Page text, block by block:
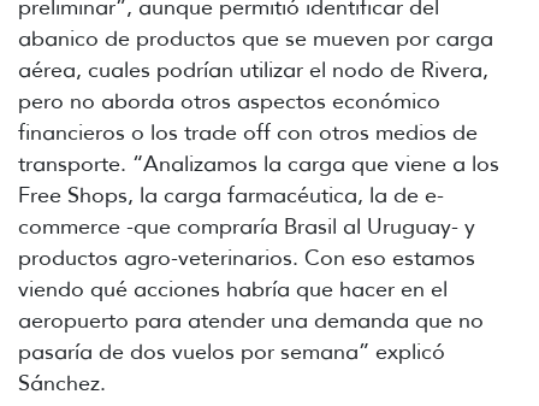
preliminar”, aunque permitió identificar del
abanico de productos que se mueven por carga
aérea, cuales podrían utilizar el nodo de Rivera,
pero no aborda otros aspectos económico
financieros o los trade off con otros medios de
transporte. “Analizamos la carga que viene a los
Free Shops, la carga farmacéutica, la de e-
commerce -que compraría Brasil al Uruguay- y
productos agro-veterinarios. Con eso estamos
viendo qué acciones habría que hacer en el
aeropuerto para atender una demanda que no
pasaría de dos vuelos por semana” explicó
Sánchez.